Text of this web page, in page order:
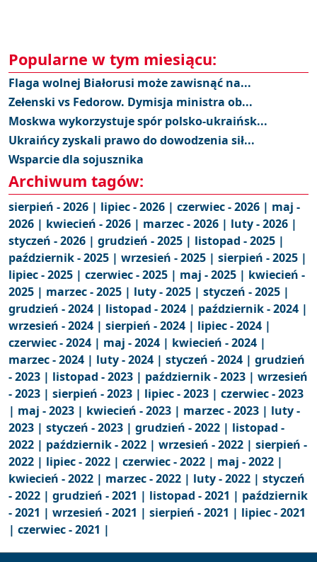
Popularne w tym miesiącu:
Flaga wolnej Białorusi może zawisnąć na...
Zełenski vs Fedorow. Dymisja ministra ob...
Moskwa wykorzystuje spór polsko-ukraińsk...
Ukraińcy zyskali prawo do dowodzenia sił...
Wsparcie dla sojusznika
Archiwum tagów:
sierpień - 2026 | lipiec - 2026 | czerwiec - 2026 | maj -
2026 | kwiecień - 2026 | marzec - 2026 | luty - 2026 |
styczeń - 2026 | grudzień - 2025 | listopad - 2025 |
październik - 2025 | wrzesień - 2025 | sierpień - 2025 |
lipiec - 2025 | czerwiec - 2025 | maj - 2025 | kwiecień -
2025 | marzec - 2025 | luty - 2025 | styczeń - 2025 |
grudzień - 2024 | listopad - 2024 | październik - 2024 |
wrzesień - 2024 | sierpień - 2024 | lipiec - 2024 |
czerwiec - 2024 | maj - 2024 | kwiecień - 2024 |
marzec - 2024 | luty - 2024 | styczeń - 2024 | grudzień
- 2023 | listopad - 2023 | październik - 2023 | wrzesień
- 2023 | sierpień - 2023 | lipiec - 2023 | czerwiec - 2023
| maj - 2023 | kwiecień - 2023 | marzec - 2023 | luty -
2023 | styczeń - 2023 | grudzień - 2022 | listopad -
2022 | październik - 2022 | wrzesień - 2022 | sierpień -
2022 | lipiec - 2022 | czerwiec - 2022 | maj - 2022 |
kwiecień - 2022 | marzec - 2022 | luty - 2022 | styczeń
- 2022 | grudzień - 2021 | listopad - 2021 | październik
- 2021 | wrzesień - 2021 | sierpień - 2021 | lipiec - 2021
| czerwiec - 2021 |